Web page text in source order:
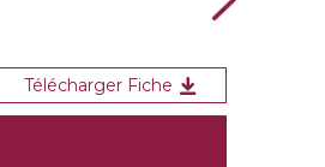
Télécharger Fiche